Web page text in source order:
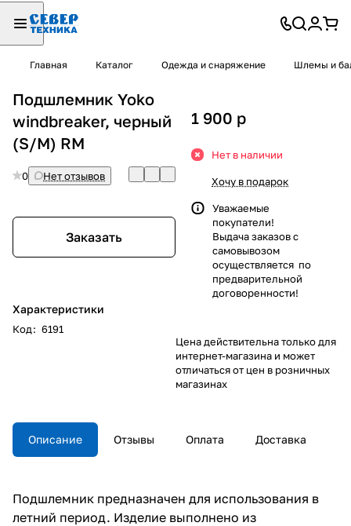
Главная Каталог Одежда и снаряжение Шлемы и
Подшлемник Yoko
windbreaker, черный
(S/M) RM
0 Нет отзывов
Заказать
Характеристики
Код: 6191
1 900 p
Нет в наличии
Хочу в подарок
Уважаемые
покупатели!
Выдача заказов с
самовывозом
осуществляется по
предварительной
договоренности!
Цена действительна только для
интернет-магазина и может
отличаться от цен в розничных
магазинах
Описание Отзывы Оплата Доставка
Подшлемник предназначен для использования в
летний период. Изделие выполнено из